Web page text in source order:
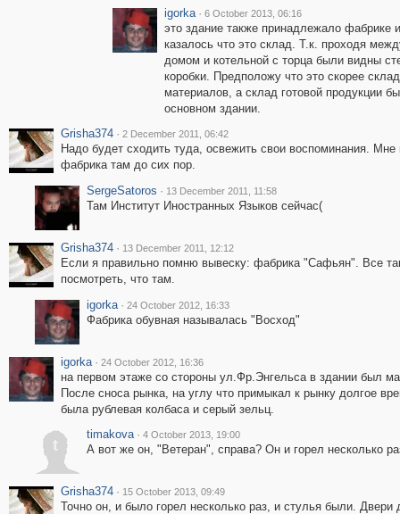
igorka · 6 October 2013, 06:16
это здание также принадлежало фабрике
казалось что это склад. Т.к. проходя
домом и котельной с торца были видны
коробки. Предположу что это скорее склад
материалов, а склад готовой продукции
основном здании.
Grisha374 · 2 December 2011, 06:42
Надо будет сходить туда, освежить свои воспоминания. Мне
фабрика там до сих пор.
SergeSatoros · 13 December 2011, 11:58
Там Институт Иностранных Языков сейчас(
Grisha374 · 13 December 2011, 12:12
Если я правильно помню вывеску: фабрика "Сафьян". Все
посмотреть, что там.
igorka · 24 October 2012, 16:33
Фабрика обувная называлась "Восход"
igorka · 24 October 2012, 16:36
на первом этаже со стороны ул.Фр.Энгельса в здании был
После сноса рынка, на углу что примыкал к рынку долгое
была рублевая колбаса и серый зельц.
t
timakova · 4 October 2013, 19:00
А вот же он, "Ветеран", справа? Он и горел несколько
Grisha374 · 15 October 2013, 09:49
Точно он, и было горел несколько раз, и стулья были. Двери